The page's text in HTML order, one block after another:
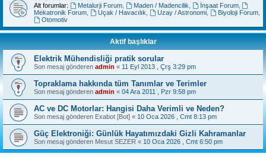
Alt forumlar: Metalurji Forum, Maden / Madencilik İnşaat Forum,
Mekatronik Forum
Uçak / Havacılık Uzay / Astronomi, Biyoloji Forum,
Otomotiv
Aktif başlıklar
Elektrik Mühendisliği pratik sorular
Son mesaj gönderen admin « 11 Eyl 2013 , Çrş 3:29 pm
Topraklama hakkında tüm Tanımlar ve Terimler
Son mesaj gönderen admin « 04 Ara 2011 , Pzr 9:58 pm
AC ve DC Motorlar: Hangisi Daha Verimli ve Neden?
Son mesaj gönderen Exabot [Bot] « 10 Oca 2026 , Cmt 8:13 pm
Güç Elektroniği: Günlük Hayatımızdaki Gizli Kahramanlar
Son mesaj gönderen Mesut SEZER « 10 Oca 2026 , Cmt 6:50 pm